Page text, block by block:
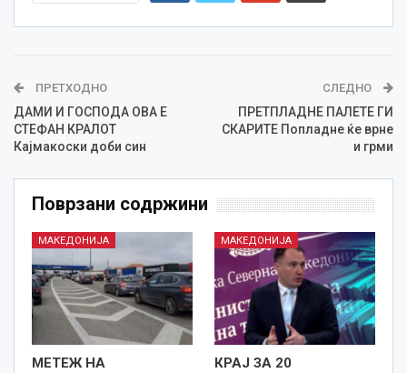
ПРЕТХОДНО
ДАМИ И ГОСПОДА ОВА Е
СТЕФАН КРАЛОТ
Кајмакоски доби син
СЛЕДНО
ПРЕТПЛАДНЕ ПАЛЕТЕ ГИ
СКАРИТЕ Попладне ќе врне
и грми
Поврзани содржини
МАКЕДОНИЈА
МЕТЕЖ НА
МАКЕДОНИЈА
КРАЈ ЗА 20